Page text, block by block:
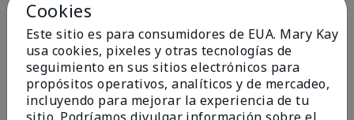
3 0
Marcar esta opinión
Cookies
Este sitio es para consumidores de EUA. Mary Kay
usa cookies, pixeles y otras tecnologías de
seguimiento en sus sitios electrónicos para
propósitos operativos, analíticos y de mercadeo,
incluyendo para mejorar la experiencia de tu
sitio. Podríamos divulgar información sobre el